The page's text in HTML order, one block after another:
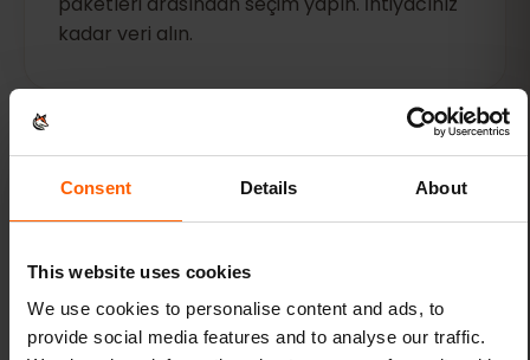
Consent Details About
This website uses cookies
We use cookies to personalise content and ads, to
provide social media features and to analyse our traffic.
kadar veri alın.
Tüm seyahatleriniz için tek bir
eSIM
eSIMFOX kontrol panelinden mevcut